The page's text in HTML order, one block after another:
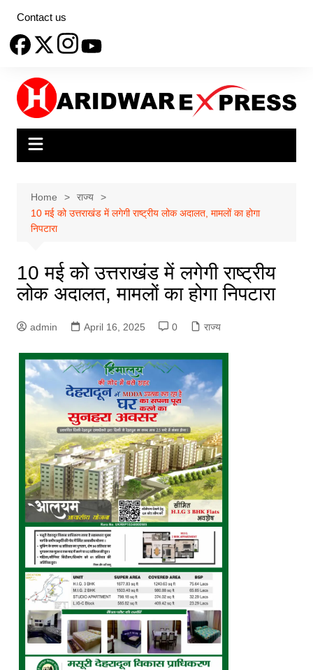
content
Contact us
Home
राज्य
10 मई को उत्तराखंड में लगेगी राष्ट्रीय लोक अदालत, मामलों का होगा
निपटारा
10 मई को उत्तराखंड में लगेगी राष्ट्रीय
लोक अदालत, मामलों का होगा निपटारा
admin April 16, 2025 0 राज्य